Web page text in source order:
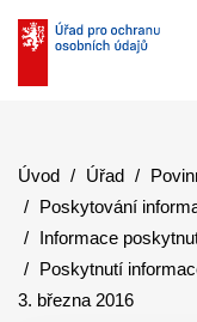
Úvod Úřad
Poskytování
Informace
Poskytnutí
3. března 2016